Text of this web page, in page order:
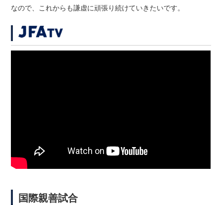
なので、これからも謙虚に頑張り続けていきたいです。
国際親善試合